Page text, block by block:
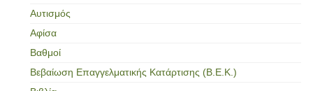
Αυτισμός
Αφίσα
Βαθμοί
Βεβαίωση Επαγγελματικής Κατάρτισης (Β.Ε.Κ.)